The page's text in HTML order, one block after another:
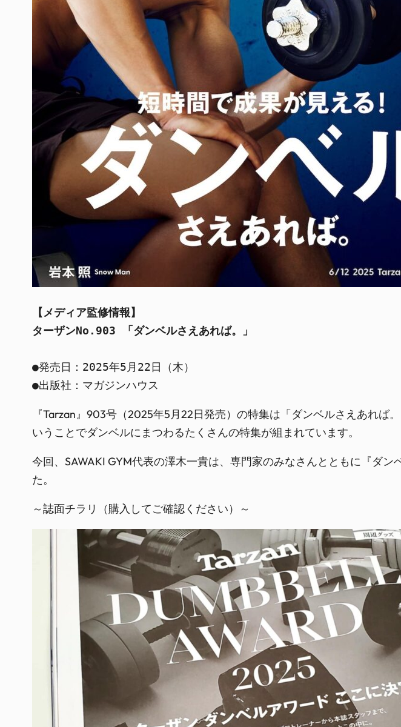
【メディア監修情報】
ターザンNo.903 「ダンベルさえあれば。」
●発売日：2025年5月22日（木）
●出版社：マガジンハウス
『Tarzan』903号（2025年5月22日発売）の特集は「ダンベルさえあれ
いうことでダンベルにまつわるたくさんの特集が組まれています。
今回、SAWAKI GYM代表の澤木一貴は、専門家のみなさんとともに『ダ
た。
～誌面チラリ（購入してご確認ください）～